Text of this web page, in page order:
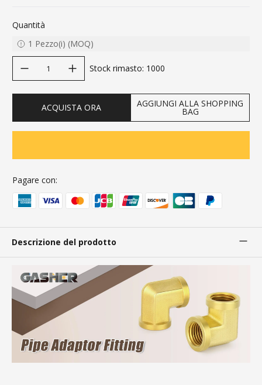
Quantità
1 Pezzo(i) (MOQ)
Stock rimasto: 1000
ACQUISTA ORA AGGIUNGI ALLA SHOPPING
BAG
Pagare con:
Descrizione del prodotto